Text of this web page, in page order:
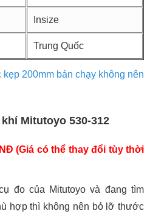
Insize
Trung Quốc
200mm bán chạy không nên
Mitutoyo 530-312
(Giá có thể thay đổi tùy thời
đo của Mitutoyo và đang tìm
hợp thì không nên bỏ lỡ thước